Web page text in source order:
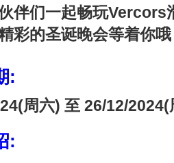
伴们一起畅玩Vercors
彩的圣诞晚会等着你
:
周六) 至 26/12/
: